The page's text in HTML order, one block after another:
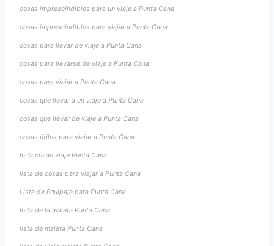
cosas imprescindibles para un viaje a Punta Cana
cosas imprescindibles para viajar a Punta Cana
cosas para llevar de viaje a Punta Cana
cosas para llevarse de viaje a Punta Cana
cosas para viajar a Punta Cana
cosas que llevar a un viaje a Punta Cana
cosas que llevar de viaje a Punta Cana
cosas útiles para viajar a Punta Cana
lista cosas viaje Punta Cana
lista de cosas para viajar a Punta Cana
Lista de Equipaje para Punta Cana
lista de la maleta Punta Cana
lista de maleta Punta Cana